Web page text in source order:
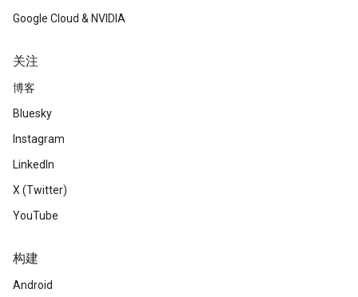
Google Cloud & NVIDIA
关注
博客
Bluesky
Instagram
LinkedIn
X (Twitter)
YouTube
构建
Android